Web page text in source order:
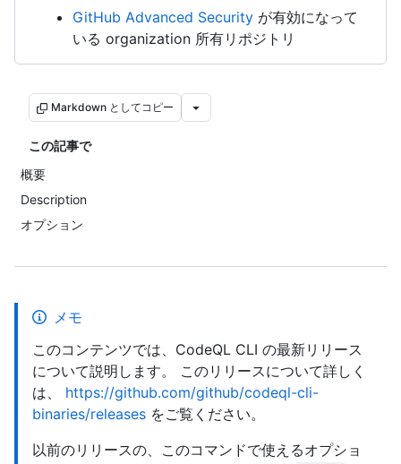
GitHub Advanced Security が有効になって
いる organization 所有リポジトリ
Markdown としてコピー
この記事で
概要
Description
オプション
メモ
このコンテンツでは、CodeQL CLI の最新リリース
について説明します。 このリリースについて詳しく
は、 https://github.com/github/codeql-cli-
binaries/releases をご覧ください。
以前のリリースの、このコマンドで使えるオプショ